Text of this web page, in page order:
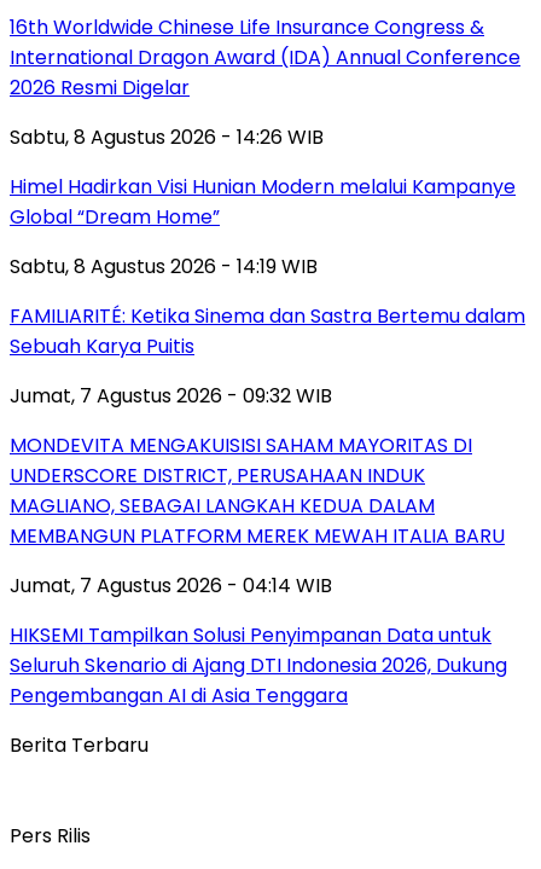
16th Worldwide Chinese Life Insurance Congress &
International Dragon Award (IDA) Annual Conference
2026 Resmi Digelar
Sabtu, 8 Agustus 2026 - 14:26 WIB
Himel Hadirkan Visi Hunian Modern melalui Kampanye
Global “Dream Home”
Sabtu, 8 Agustus 2026 - 14:19 WIB
FAMILIARITÉ: Ketika Sinema dan Sastra Bertemu dalam
Sebuah Karya Puitis
Jumat, 7 Agustus 2026 - 09:32 WIB
MONDEVITA MENGAKUISISI SAHAM MAYORITAS DI
UNDERSCORE DISTRICT, PERUSAHAAN INDUK
MAGLIANO, SEBAGAI LANGKAH KEDUA DALAM
MEMBANGUN PLATFORM MEREK MEWAH ITALIA BARU
Jumat, 7 Agustus 2026 - 04:14 WIB
HIKSEMI Tampilkan Solusi Penyimpanan Data untuk
Seluruh Skenario di Ajang DTI Indonesia 2026, Dukung
Pengembangan AI di Asia Tenggara
Berita Terbaru
Pers Rilis